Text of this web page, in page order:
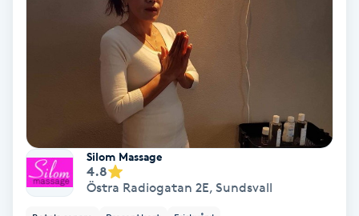
Rosenmetoden
Ryggmassage
Silom Massage
4.8
Östra Radiogatan 2E, Sundsvall